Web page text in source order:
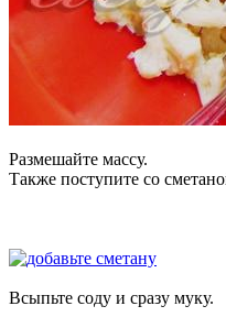
Размешайте массу.
Также поступите со
Всыпьте соду и сразу муку.